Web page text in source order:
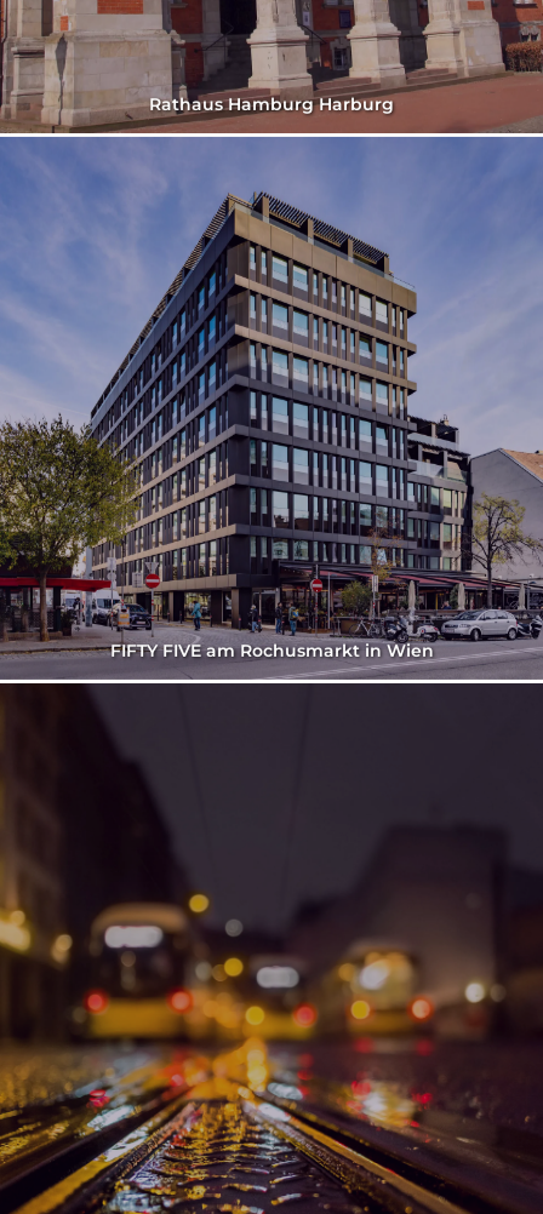
Rathaus Hamburg Harburg
FIFTY FIVE am Rochusmarkt in Wien